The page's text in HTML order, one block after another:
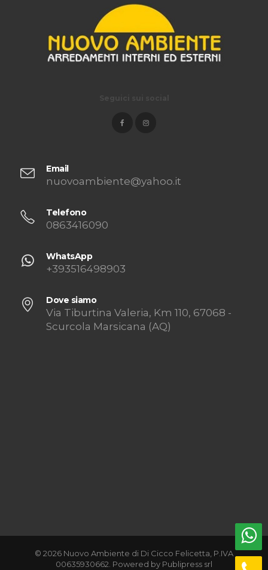
Email
nuovoambiente@yahoo.it
Telefono
0863416090
WhatsApp
+393516498903
Dove siamo
Via Tiburtina Valeria, Km 110, 67068 -
Scurcola Marsicana (AQ)
© 2026 Nuovo Ambiente di Di Cicco Felicetta, P.IVA
00635930662. Powered by Publipress srl